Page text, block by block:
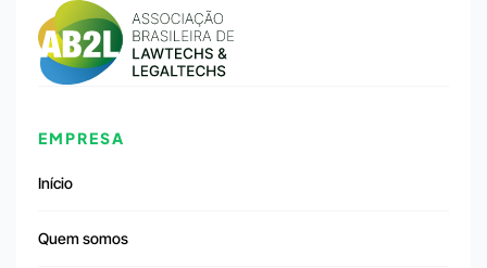
EMPRESA
Início
Quem somos